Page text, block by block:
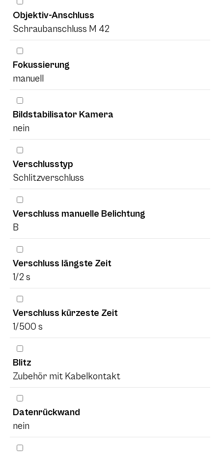
Objektiv-Anschluss
Schraubanschluss M 42
Fokussierung
manuell
Bildstabilisator Kamera
nein
Verschlusstyp
Schlitzverschluss
Verschluss manuelle Belichtung
B
Verschluss längste Zeit
1/2 s
Verschluss kürzeste Zeit
1/500 s
Blitz
Zubehör mit Kabelkontakt
Datenrückwand
nein